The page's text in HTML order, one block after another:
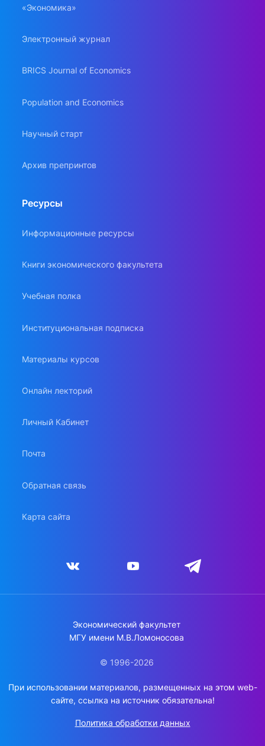
«Экономика»
Электронный журнал
BRICS Journal of Economics
Population and Economics
Научный старт
Архив препринтов
Ресурсы
Информационные ресурсы
Книги экономического факультета
Учебная полка
Институциональная подписка
Материалы курсов
Онлайн лекторий
Личный Кабинет
Почта
Обратная связь
Карта сайта
Экономический факультет
МГУ имени М.В.Ломоносова
© 1996-2026
При использовании материалов, размещенных на этом web-
сайте, ссылка на источник обязательна!
Политика обработки данных